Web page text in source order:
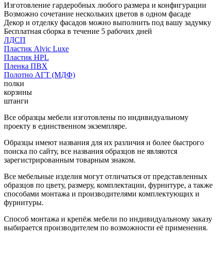
Изготовление гардеробных любого размера и конфигурации
Возможно сочетание нескольких цветов в одном фасаде
Декор и отделку фасадов можно выполнить под вашу задумку
Бесплатная сборка в течение 5 рабочих дней
ЛДСП
Пластик Alvic Luxe
Пластик HPL
Пленка ПВХ
Полотно АГТ (МДФ)
полки
корзины
штанги
Все образцы мебели изготовлены по индивидуальному
проекту в единственном экземпляре.
Образцы имеют названия для их различия и более быстрого
поиска по сайту, все названия образцов не являются
зарегистрированным товарным знаком.
Все мебельные изделия могут отличаться от представленных
образцов по цвету, размеру, комплектации, фурнитуре, а также
способами монтажа и производителями комплектующих и
фурнитуры.
Способ монтажа и крепёж мебели по индивидуальному заказу
выбирается производителем по возможности её применения.